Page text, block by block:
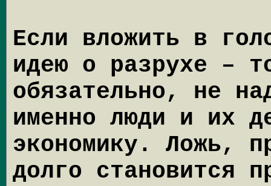
Если вложить в
идею о разрухе –
обязательно, не
именно люди и их
экономику. Ложь,
долго становится